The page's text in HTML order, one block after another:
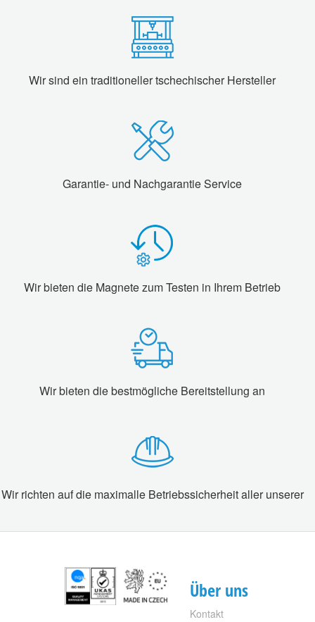
Wir sind ein traditioneller tschechischer Hersteller
Garantie- und Nachgarantie Service
Wir bieten die Magnete zum Testen in Ihrem Betrieb
Wir bieten die bestmögliche Bereitstellung an
Wir richten auf die maximalle Betriebssicherheit aller unserer
Über uns
Kontakt